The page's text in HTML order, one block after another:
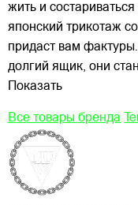
жить и
японский трикотаж
придаст вам
долгий ящик, они
Показать
Все товары бренда